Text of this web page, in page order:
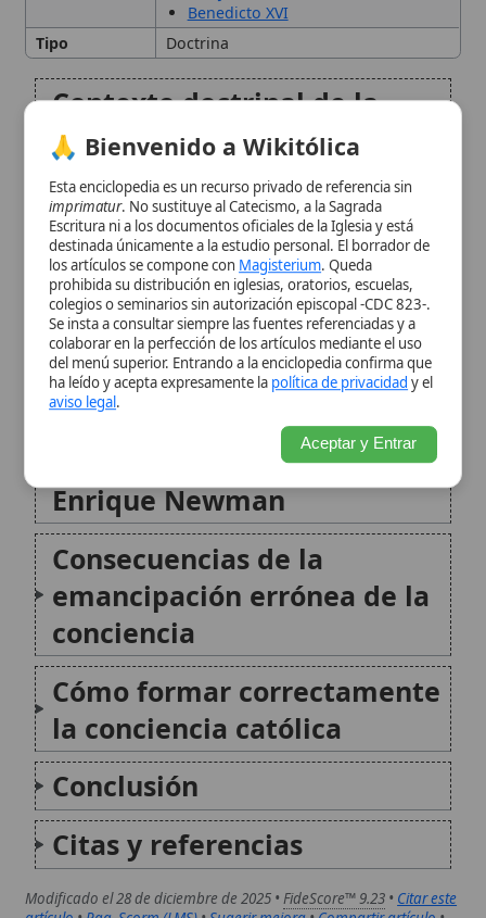
Enseñanza magisterial sobre
la formación de la conciencia
emancipación de la
conciencia privada
El testimonio de San Juan
Enrique Newman
Consecuencias de la
emancipación errónea de la
conciencia
Cómo formar correctamente
la conciencia católica
Conclusión
Citas y referencias
Modificado el 28 de diciembre de 2025 •
artículo•Paq. Scorm (LMS)•Sugerir mejora•Compartir artículo•
Imprimir artículo
Propiedad privada y bien común
En la doctrina social de la Iglesia Católica, la
propiedad privada se reconoce como un derecho
natural fundamental para el desarrollo personal y
familiar, pero no absoluto, ya que está subordinada al
bien común y al destino universal de los...
Errores sobre la emancipación de la ciencia de la autoridad
eclesial
. No sustituye al Catecismo, a la Sagrada
Escritura ni a los documentos oficiales de la Iglesia y está
destinada únicamente a la estudio personal. El borrador de
los artículos se compone conMagisterium. Queda
prohibida su distribución en iglesias, oratorios, escuelas,
colegios o seminarios sin autorización episcopal -CDC 823-.
colaborar en la perfección de los artículos mediante el uso
del menú superior. Entrando a la enciclopedia confirma que
aviso legal.
Aceptar y Entrar